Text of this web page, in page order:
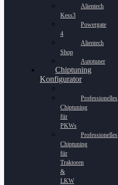
Alientech
Kess3
Powergate
4
Alientech
Shop
Autotuner
Chiptuning
Konfigurator
Professionelles
Chiptuning
für
PKWs
Professionelles
Chiptuning
für
Traktoren
&
LKW